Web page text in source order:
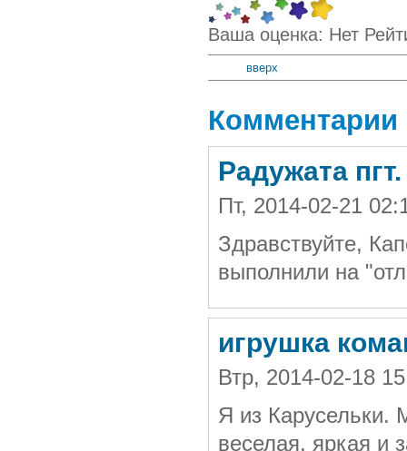
Ваша оценка: Нет
вверх
Комментарии
Радужата
Пт, 2014-02-21
Здравствуйте,
выполнили на
игрушка
Втр, 2014-02-18
Я из Карусельки.
веселая, яркая и